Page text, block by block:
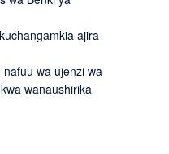
ajira
wa ujenzi wa
wanaushirika